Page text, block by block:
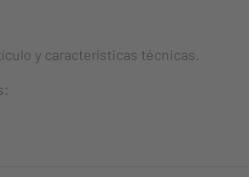
y características técnicas.